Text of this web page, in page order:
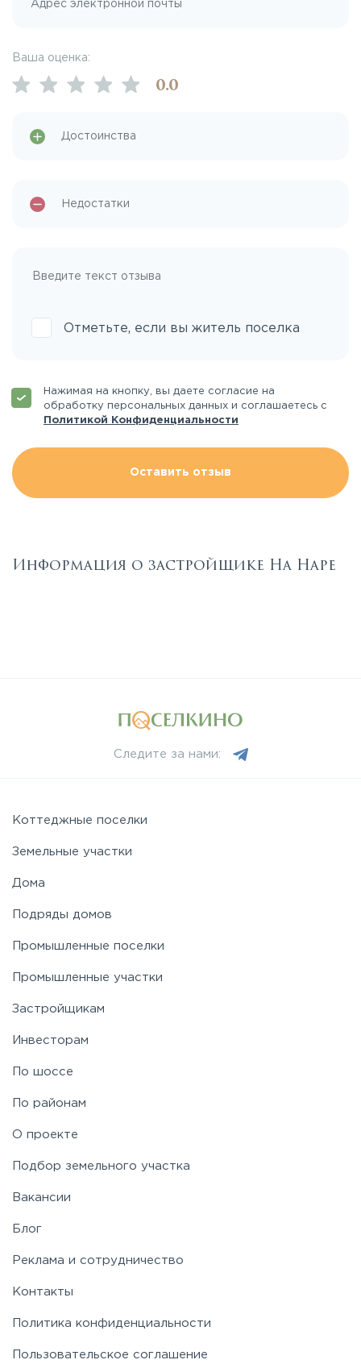
Ваша оценка:
0.0
Отметьте, если вы житель поселка
Нажимая на кнопку, вы даете согласие на
обработку персональных данных и соглашаетесь с
Политикой Конфиденциальности
Оставить отзыв
Информация о застройщике На Наре
Следите за нами:
Коттеджные поселки
Земельные участки
Дома
Подряды домов
Промышленные поселки
Промышленные участки
Застройщикам
Инвесторам
По шоссе
По районам
О проекте
Подбор земельного участка
Вакансии
Блог
Реклама и сотрудничество
Контакты
Политика конфиденциальности
Пользовательское соглашение